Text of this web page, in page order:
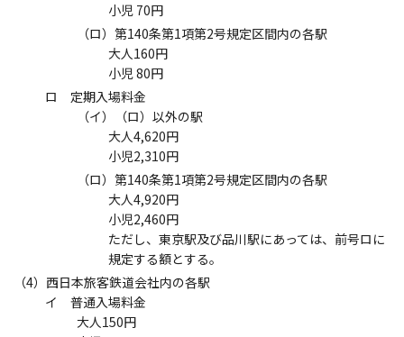
小児 70円
（ロ）第140条第1項第2号規定区間内の各駅
大人160円
小児 80円
ロ 定期入場料金
（イ）（ロ）以外の駅
大人4,620円
小児2,310円
（ロ）第140条第1項第2号規定区間内の各駅
大人4,920円
小児2,460円
ただし、東京駅及び品川駅にあっては、前号ロに
規定する額とする。
（4）西日本旅客鉄道会社内の各駅
イ 普通入場料金
大人150円